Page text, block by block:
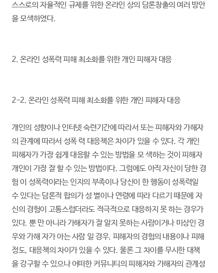
스스로의 자율적인 규제를 위한 온라인 상의 담론창출의 여러 방안
을 모색하였다.
2. 온라인 성폭력 피해 최소화를 위한 개인 피해자 대응
2-2. 온라인 성폭력 피해 최소화를 위한 개인 피해자 대응
개인의 성향이나 인터넷 숙련기간에 따라서 또는 피해자와 가해자
의 관계에 따라서 성폭 력 대응책은 차이가 있을 수 있다. 각 개인
피해자가 가장 쉽게 대응할 수 있는 방법을 모 색하는 것이 피해자
개인이 가장 잘 할 수 있는 방법이다. 그럼에도 아직 자신이 당한 경
험 이 성폭력이라는 인지의 부족이나 당신이 한 행동이 성폭력일
수 있다는 담론적 합의가 성 별이나 연령에 따라 다르기 때문에 자
신의 경험이 고통스럽더라도 적극적으로 대응하지 못 하는 경우가
있다. 뿐 만 아니라 가해자가 잘 알지 못하는 사람이거나 미상인 경
우와 가해 자가 아는 사람 일 경우, 피해자의 경험의 내용이나 피해
정도, 대응책의 차이가 있을 수 있다. 물론 그 차이를 무시한 대책
을 강구할 수 있으나 어떠한 커뮤니티의 피해자와 가해자의 관계성